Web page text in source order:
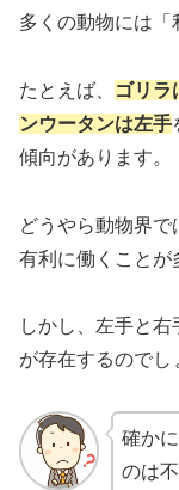
多くの動物には「
たとえば、 ゴリラ
ンウータンは左手
傾向があります。
どうやら動物界
有利に働くことが
しかし、左手と
が存在するのでし
確か
のは